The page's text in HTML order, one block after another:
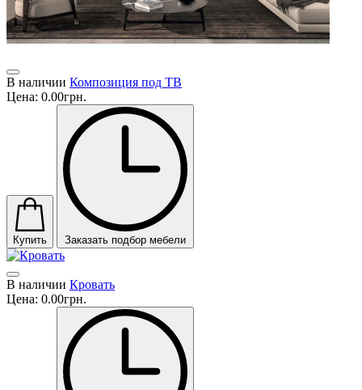
В наличии Композиция под ТВ
Цена: 0.00грн.
Купить Заказать подбор мебели
В наличии Кровать
Цена: 0.00грн.